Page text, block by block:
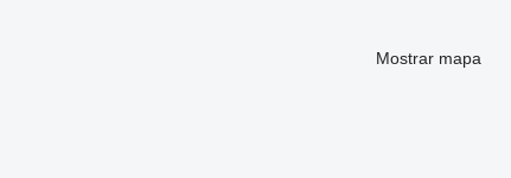
Mostrar mapa